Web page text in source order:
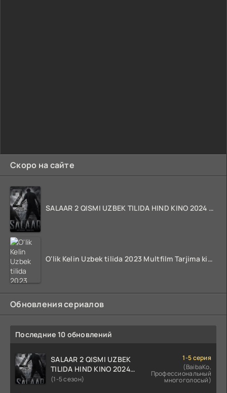
Скоро на сайте
SALAAR 2 QISMI UZBEK TILIDA HIND KINO 2024 TARJIMA 720p HD Skachat
O'lik Kelin Uzbek tilida 2023 Multfilm Tarjima kino skachat
Обновления сериалов
Последние 10 обновлений
SALAAR 2 QISMI UZBEK
TILIDA HIND KINO 2024
TARJIMA 720p HD Skachat
(1-5 сезон)
1-5 серия
(BaibaKo,
Профессиональный
многоголосый)